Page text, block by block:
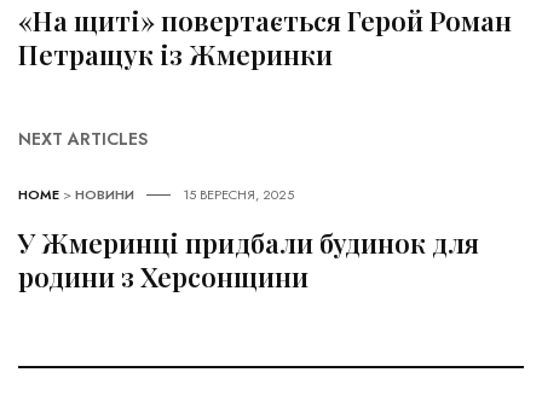
«На щиті» повертається Герой Роман
Петращук із Жмеринки
NEXT ARTICLES
HOME >НОВИНИ 15 ВЕРЕСНЯ, 2025
У Жмеринці придбали будинок для
родини з Херсонщини